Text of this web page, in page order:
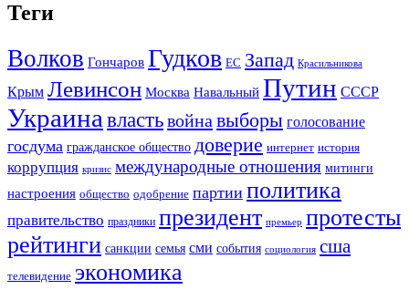
Теги
Волков Гончаров Гудков ЕС Запад Красильникова
Крым Левинсон Москва Навальный Путин СССР
Украина властьвойна выборы голосование
госдума гражданское общество доверие интернет история
коррупция кризис международные отношения митинги
настроения общество одобрение партии политика
правительство праздники президент премьер протесты
рейтинги санкции семья сми события социология сша
телевидение экономика